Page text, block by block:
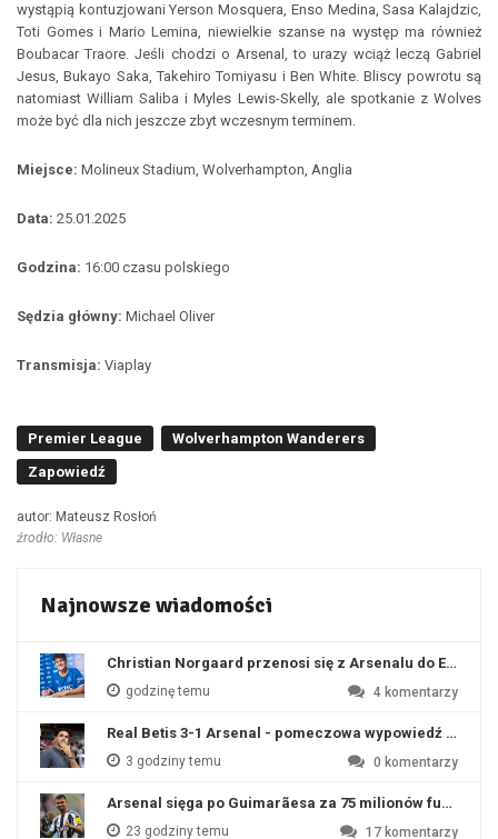
wystąpią kontuzjowani Yerson Mosquera, Enso Medina, Sasa Kalajdzic,
Toti Gomes i Mario Lemina, niewielkie szanse na występ ma również
Boubacar Traore. Jeśli chodzi o Arsenal, to urazy wciąż leczą Gabriel
Jesus, Bukayo Saka, Takehiro Tomiyasu i Ben White. Bliscy powrotu są
natomiast William Saliba i Myles Lewis-Skelly, ale spotkanie z Wolves
może być dla nich jeszcze zbyt wczesnym terminem.
Miejsce: Molineux Stadium, Wolverhampton, Anglia
Data: 25.01.2025
Godzina: 16:00 czasu polskiego
Sędzia główny: Michael Oliver
Transmisja: Viaplay
Premier League
Wolverhampton Wanderers
Zapowiedź
autor: Mateusz Rosłoń
źrodło: Własne
Najnowsze wiadomości
Christian Norgaard przenosi się z Arsenalu do
godzinę temu 4 komentarzy
Real Betis 3-1 Arsenal - pomeczowa wypowiedź Artety
3 godziny temu 0 komentarzy
Arsenal sięga po Guimarãesa za 75 milionów funtów
23 godziny temu 17 komentarzy